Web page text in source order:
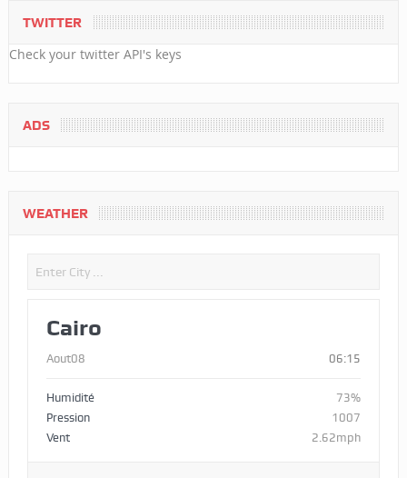
TWITTER
Check your twitter API's keys
ADS
WEATHER
Cairo
Aout08 06:15
Humidité
73%
Pression
1007
Vent
2.62mph